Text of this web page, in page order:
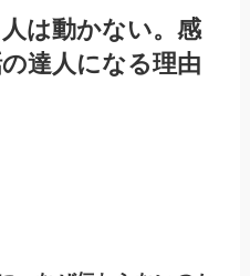
人は動かない。感
達人になる理由